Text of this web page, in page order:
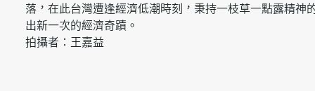
落，在此台灣遭逢經濟低潮時刻，秉持一枝草一點露精神
出新一次的經濟奇蹟。
拍攝者：王嘉益